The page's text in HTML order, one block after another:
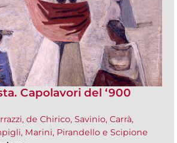
Capolavori del ‘900
de Chirico, Savinio, Carrà,
Marini, Pirandello e Scipione